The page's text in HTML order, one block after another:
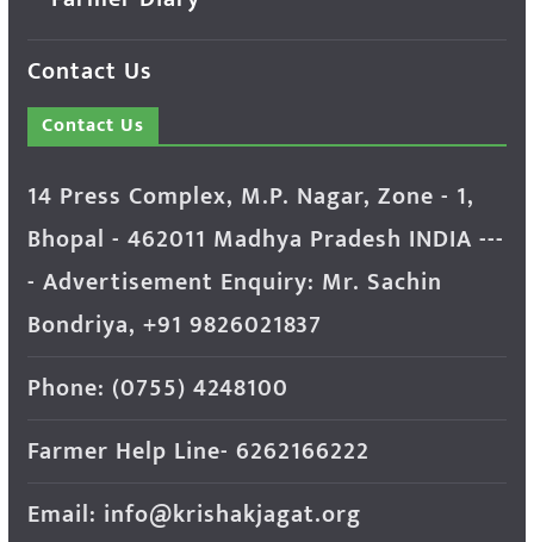
Contact Us
Contact Us
14 Press Complex, M.P. Nagar, Zone - 1,
Bhopal - 462011 Madhya Pradesh INDIA ---
- Advertisement Enquiry: Mr. Sachin
Bondriya, +91 9826021837
Phone: (0755) 4248100
Farmer Help Line- 6262166222
Email: info@krishakjagat.org